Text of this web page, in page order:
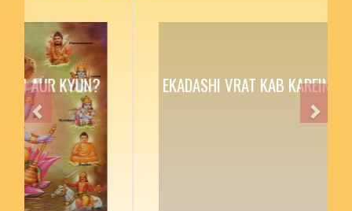
EKADASHI VRAT KAB KAREIN AUR KYUN?
Previous Next